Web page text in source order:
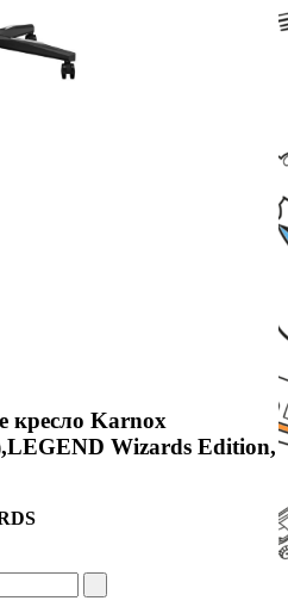
кресло Karnox
Wizards Edition,